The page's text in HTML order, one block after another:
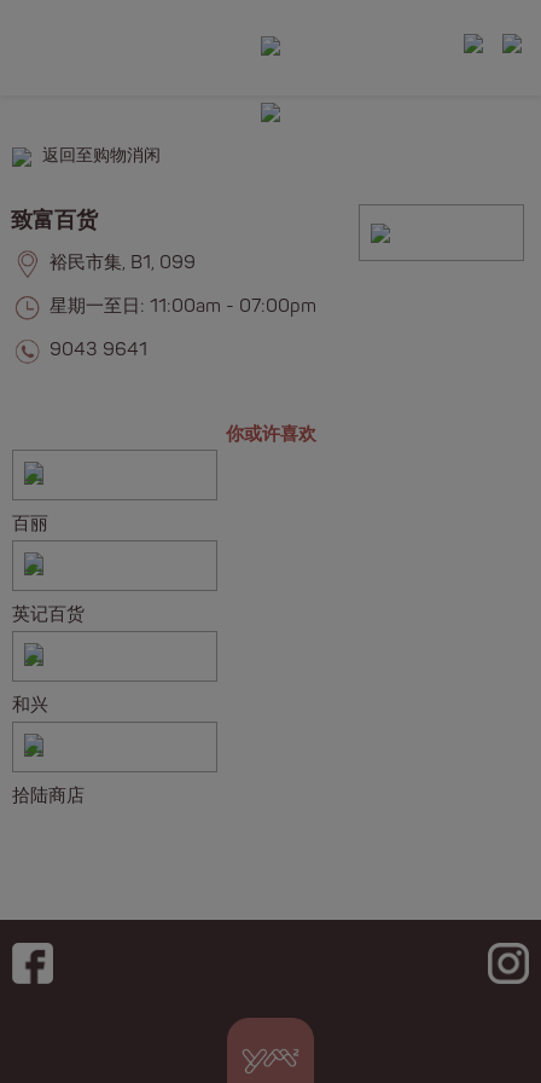
返回至购物消闲
致富百货
裕民市集, B1, 099
星期一至日: 11:00am - 07:00pm
9043 9641
你或许喜欢
百丽
英记百货
和兴
拾陆商店